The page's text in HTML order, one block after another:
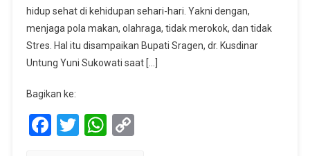
Penyakit
Stroke
Dan
hidup sehat di kehidupan sehari-hari. Yakni dengan,
menjaga pola makan, olahraga, tidak merokok, dan tidak
Stres. Hal itu disampaikan Bupati Sragen, dr. Kusdinar
Untung Yuni Sukowati saat […]
Bagikan ke:
Facebook
TwitterWhatsApp
Copy